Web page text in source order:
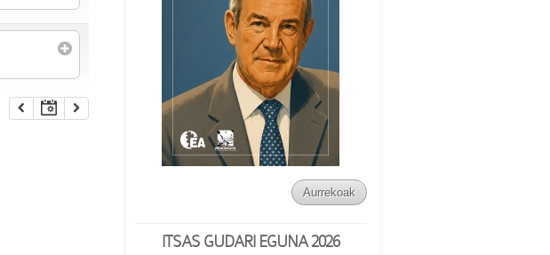
Aurrekoak
ITSAS GUDARI EGUNA 2026